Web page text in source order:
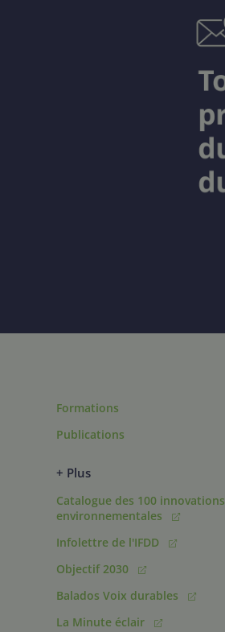
Formations
Publications
+ Plus
Catalogue des 100 innovations
environnementales
Infolettre de l'IFDD
Objectif 2030
Balados Voix durables
La Minute éclair